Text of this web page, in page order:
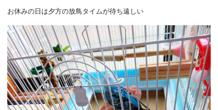
お休みの日は夕方の放鳥タイムが待ち遠しい